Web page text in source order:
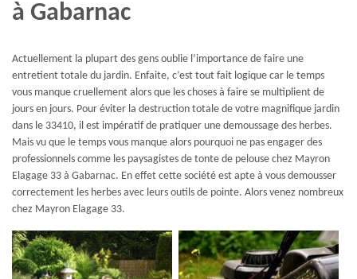
à Gabarnac
Actuellement la plupart des gens oublie l’importance de faire une
entretient totale du jardin. Enfaite, c’est tout fait logique car le temps
vous manque cruellement alors que les choses à faire se multiplient de
jours en jours. Pour éviter la destruction totale de votre magnifique jardin
dans le 33410, il est impératif de pratiquer une demoussage des herbes.
Mais vu que le temps vous manque alors pourquoi ne pas engager des
professionnels comme les paysagistes de tonte de pelouse chez Mayron
Elagage 33 à Gabarnac. En effet cette société est apte à vous demousser
correctement les herbes avec leurs outils de pointe. Alors venez nombreux
chez Mayron Elagage 33.